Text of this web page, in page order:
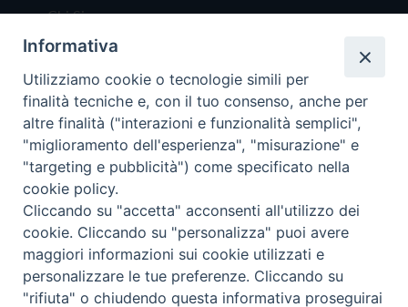
Chi Siamo
Redazione
Scrivici
Copyright © 2019 - Tutti i diritti riservati - Vita
Trentina Editrice
Privacy Policy
Torna
Informativa
Utilizziamo cookie o tecnologie simili per
finalità tecniche e, con il tuo consenso, anche per
altre finalità ("interazioni e funzionalità semplici",
"miglioramento dell'esperienza", "misurazione" e
"targeting e pubblicità") come specificato nella
cookie policy.
Cliccando su "accetta" acconsenti all'utilizzo dei
cookie. Cliccando su "personalizza" puoi avere
maggiori informazioni sui cookie utilizzati e
personalizzare le tue preferenze. Cliccando su
"rifiuta" o chiudendo questa informativa proseguirai